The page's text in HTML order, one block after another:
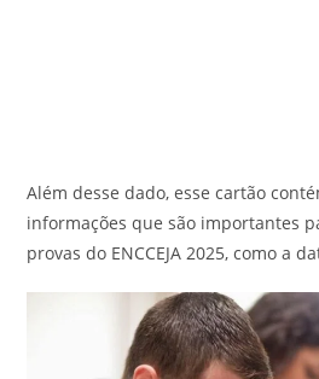
Além desse dado, esse cartão
informações que são importantes
provas do ENCCEJA 2025, como a